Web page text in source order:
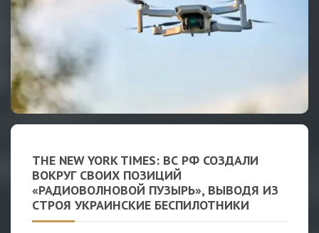
THE NEW YORK TIMES: ВС РФ СОЗДАЛИ
ВОКРУГ СВОИХ ПОЗИЦИЙ
«РАДИОВОЛНОВОЙ ПУЗЫРЬ», ВЫВОДЯ ИЗ
СТРОЯ УКРАИНСКИЕ БЕСПИЛОТНИКИ